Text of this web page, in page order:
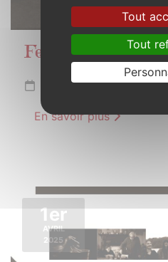
Fest-Noz
Du 15 mars à 20h30
En savoir plus
1er
AVRIL
2025
Tout
Tout